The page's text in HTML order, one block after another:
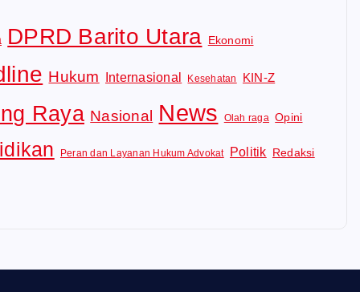
DPRD Barito Utara Ekonomi
Hukum Internasional Kesehatan KIN-Z
Raya Nasional News Olah raga Opini
Peran dan Layanan Hukum Advokat Politik Redaksi